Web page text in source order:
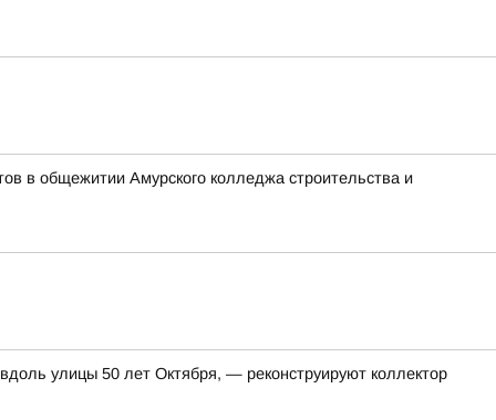
в общежитии Амурского колледжа строительства и
улицы 50 лет Октября, — реконструируют коллектор